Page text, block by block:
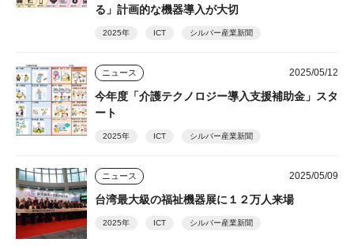
る」計画的な機器導入が大切
2025年 ICT シルバー産業新聞
ニュース 2025/05/12
今年度「介護テクノロジー導入支援補助金」スタ
ート
2025年 ICT シルバー産業新聞
ニュース 2025/05/09
台湾最大級の福祉機器展に１２万人来場
2025年 ICT シルバー産業新聞